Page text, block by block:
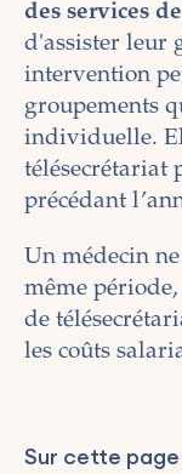
des services
d'assister leur
intervention
groupements
individuelle.
télésecrétariat
précédant
Un médecin
même
de
les coûts
Sur cette page